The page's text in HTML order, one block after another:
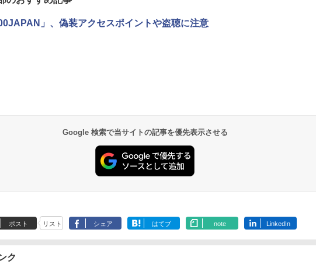
」、偽装アクセスポイントや盗聴に注意
Google 検索で当サイトの記事を優先表示させる
ポスト リスト シェア はてブ note LinkedIn
ク